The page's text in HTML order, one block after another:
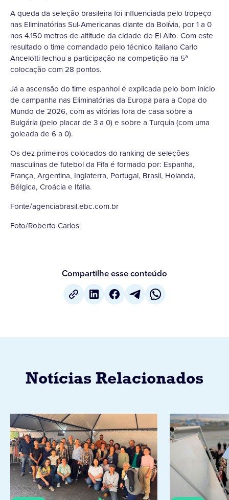
A queda da seleção brasileira foi influenciada pelo tropeço
nas Eliminatórias Sul-Americanas diante da Bolívia, por 1 a 0
nos 4.150 metros de altitude da cidade de El Alto. Com este
resultado o time comandado pelo técnico italiano Carlo
Ancelotti fechou a participação na competição na 5ª
colocação com 28 pontos.
Já a ascensão do time espanhol é explicada pelo bom início
de campanha nas Eliminatórias da Europa para a Copa do
Mundo de 2026, com as vitórias fora de casa sobre a
Bulgária (pelo placar de 3 a 0) e sobre a Turquia (com uma
goleada de 6 a 0).
Os dez primeiros colocados do ranking de seleções
masculinas de futebol da Fifa é formado por: Espanha,
França, Argentina, Inglaterra, Portugal, Brasil, Holanda,
Bélgica, Croácia e Itália.
Fonte/agenciabrasil.ebc.com.br
Foto/Roberto Carlos
Compartilhe esse conteúdo
Notícias Relacionados